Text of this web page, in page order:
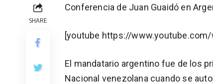
SHARE
Conferencia de Juan Guaidó en
[youtube https://
El mandatario argentino fue de los
Nacional venezolana cuando se